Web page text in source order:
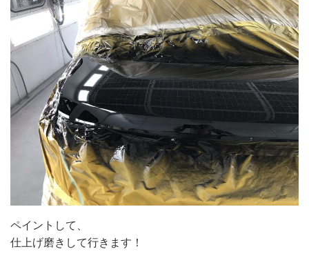
ペイントして、
仕上げ磨きして行きます！